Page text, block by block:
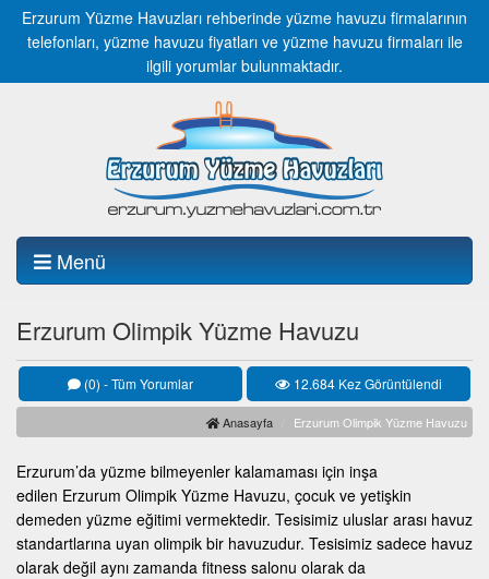
Erzurum Yüzme Havuzları rehberinde yüzme havuzu firmalarının
telefonları, yüzme havuzu fiyatları ve yüzme havuzu firmaları ile
ilgili yorumlar bulunmaktadır.
Menü
Erzurum Olimpik Yüzme Havuzu
(0) - Tüm Yorumlar 12.684 Kez Görüntülendi
Anasayfa Erzurum Olimpik Yüzme Havuzu
Erzurum’da yüzme bilmeyenler kalamaması için inşa
edilen Erzurum Olimpik Yüzme Havuzu, çocuk ve yetişkin
demeden yüzme eğitimi vermektedir. Tesisimiz uluslar arası havuz
standartlarına uyan olimpik bir havuzudur. Tesisimiz sadece havuz
olarak değil aynı zamanda fitness salonu olarak da